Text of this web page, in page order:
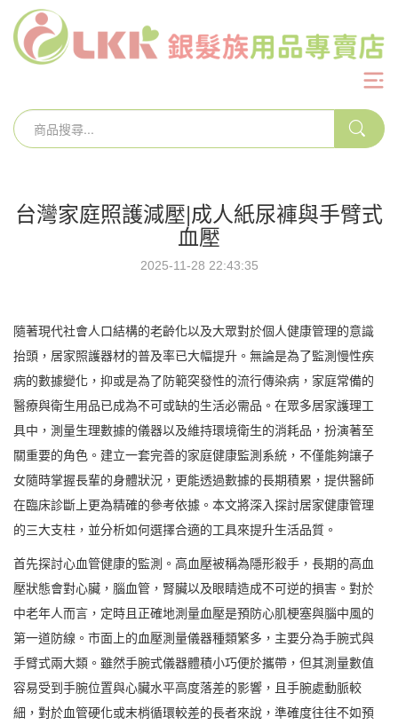
台灣家庭照護減壓|成人紙尿褲與手臂式
血壓
2025-11-28 22:43:35
隨著現代社會人口結構的老齡化以及大眾對於個人健康管理的意識
抬頭，居家照護器材的普及率已大幅提升。無論是為了監測慢性疾
病的數據變化，抑或是為了防範突發性的流行傳染病，家庭常備的
醫療與衛生用品已成為不可或缺的生活必需品。在眾多居家護理工
具中，測量生理數據的儀器以及維持環境衛生的消耗品，扮演著至
關重要的角色。建立一套完善的家庭健康監測系統，不僅能夠讓子
女隨時掌握長輩的身體狀況，更能透過數據的長期積累，提供醫師
在臨床診斷上更為精確的參考依據。本文將深入探討居家健康管理
的三大支柱，並分析如何選擇合適的工具來提升生活品質。
首先探討心血管健康的監測。高血壓被稱為隱形殺手，長期的高血
壓狀態會對心臟，腦血管，腎臟以及眼睛造成不可逆的損害。對於
中老年人而言，定時且正確地測量血壓是預防心肌梗塞與腦中風的
第一道防線。市面上的血壓測量儀器種類繁多，主要分為手腕式與
手臂式兩大類。雖然手腕式儀器體積小巧便於攜帶，但其測量數值
容易受到手腕位置與心臟水平高度落差的影響，且手腕處動脈較
細，對於血管硬化或末梢循環較差的長者來說，準確度往往不如預